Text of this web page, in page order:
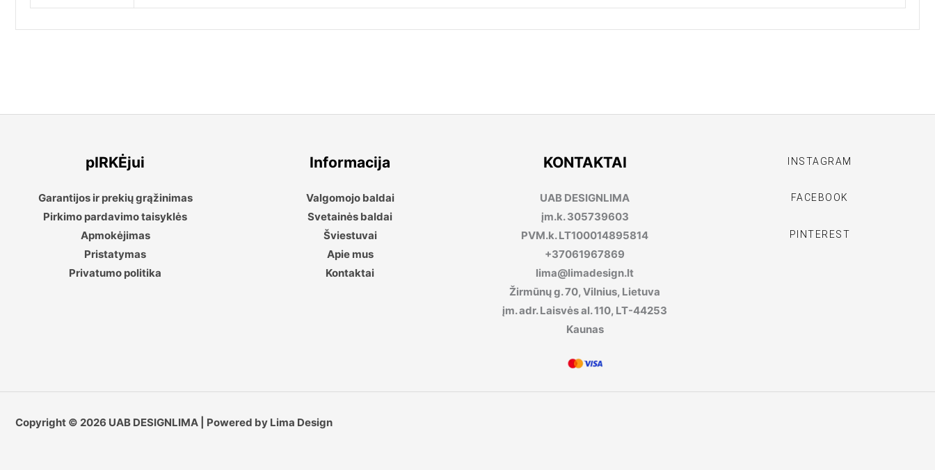
pIRKĖjui
Garantijos ir prekių grąžinimas
Pirkimo pardavimo taisyklės
Apmokėjimas
Pristatymas
Privatumo politika
Informacija
Valgomojo baldai
Svetainės baldai
Šviestuvai
Apie mus
Kontaktai
KONTAKTAI
UAB DESIGNLIMA
įm.k. 305739603
PVM.k. LT100014895814
+37061967869
lima@limadesign.lt
Žirmūnų g. 70, Vilnius, Lietuva
įm. adr. Laisvės al. 110, LT-44253
Kaunas
INSTAGRAM
FACEBOOK
PINTEREST
Copyright © 2026 UAB DESIGNLIMA | Powered by Lima Design